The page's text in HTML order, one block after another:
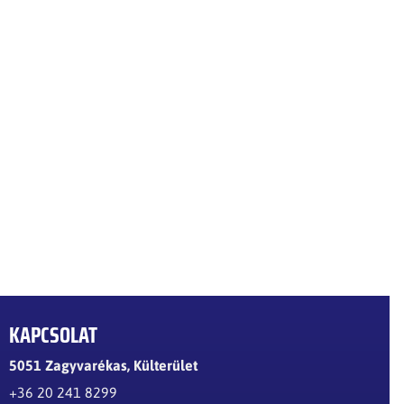
KAPCSOLAT
5051 Zagyvarékas, Külterület
+36 20 241 8299